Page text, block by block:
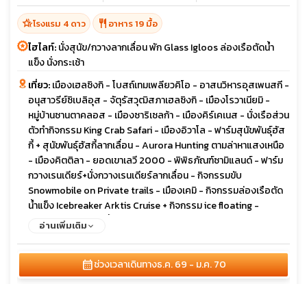
hotel_classโรงแรม 4 ดาว restaurant อาหาร 19 มื้อ
ไฮไลท์:นั่งสุนัข/กวางลากเลื่อน พัก Glass Igloos ล่องเรือตัดน้ำ
แข็ง นั่งกระเช้า
เที่ยว:เมืองเฮลซิงกิ - โบสถ์เทมเพลียวคิโอ - อาสนวิหารอุสเพนสกี -
อนุสาวรีย์ซิเบลิอุส - จัตุรัสวุฒิสภาเฮลซิงกิ - เมืองโรวาเนียมิ -
หมู่บ้านซานตาคลอส - เมืองซาริเซลก้า - เมืองคิร์เคเนส - นั่งเรือส่วน
ตัวทํากิจกรรม King Crab Safari - เมืองอิวาโล - ฟาร์มสุนัขพันธุ์ฮัส
กี้ + สุนัขพันธุ์ฮัสกี้ลากเลื่อน - Aurora Hunting ตามล่าหาแสงเหนือ
- เมืองคิตติลา - ยอดเขาเลวี 2000 - พิพิธภัณฑ์ซามิแลนด์ - ฟาร์ม
กวางเรนเดียร์+นั่งกวางเรนเดียร์ลากเลื่อน - กิจกรรมขับ
Snowmobile on Private trails - เมืองเคมิ - กิจกรรมล่องเรือตัด
น้ำแข็ง Icebreaker Arktis Cruise + กิจกรรม ice floating -
นิทรรศการปฏิกรรมน้ำแข็ง SnowExperience365 และหอศิลป์
อ่านเพิ่มเติม
calendar_monthช่วงเวลาเดินทางธ.ค. 69 - ม.ค. 70